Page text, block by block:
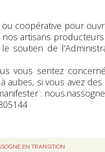
coopérative pour
artisans
soutien de
vous sentez
aubes, si vous avez
:
EN TRANSITION